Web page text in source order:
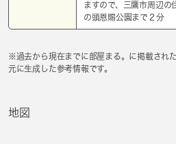
ますので、三鷹市周辺の
の頭恩賜公園まで２分
※過去から現在までに部屋まる。に掲載され
元に生成した参考情報です。
地図